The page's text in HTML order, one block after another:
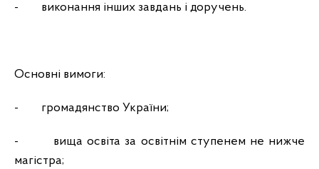
- виконання інших завдань і доручень.
Основні вимоги:
- громадянство України;
-
вища освіта за освітнім ступенем не нижче
магістра;